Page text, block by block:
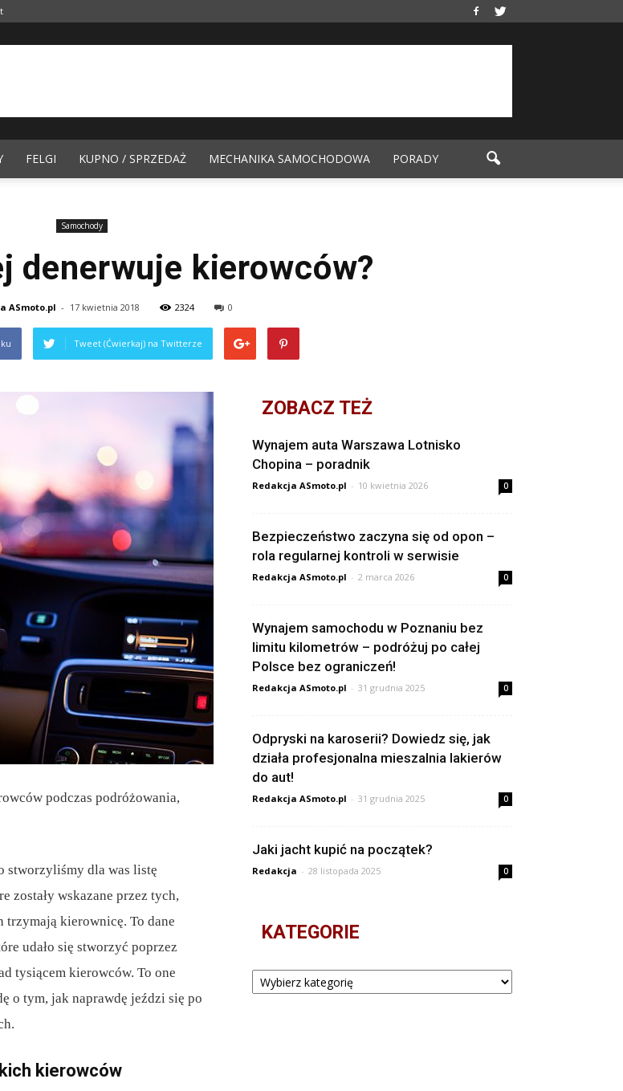
FELGI KUPNO / SPRZEDAŻ MECHANIKA SAMOCHODOWA PORADY
Samochody
denerwuje kierowców?
ASmoto.pl - 17 kwietnia 2018 2324 0
Tweet (Ćwierkaj) na Twitterze
podczas podróżowania,
stworzyliśmy dla was listę
zostały wskazane przez tych,
trzymają kierownicę. To dane
udało się stworzyć poprzez
tysiącem kierowców. To one
o tym, jak naprawdę jeździ się po
kierowców
ZOBACZ TEŻ
Wynajem auta Warszawa Lotnisko
Chopina – poradnik
Redakcja ASmoto.pl - 10 kwietnia 2026 0
Bezpieczeństwo zaczyna się od opon –
rola regularnej kontroli w serwisie
Redakcja ASmoto.pl - 2 marca 2026 0
Wynajem samochodu w Poznaniu bez
limitu kilometrów – podróżuj po całej
Polsce bez ograniczeń!
Redakcja ASmoto.pl - 31 grudnia 2025 0
Odpryski na karoserii? Dowiedz się, jak
działa profesjonalna mieszalnia lakierów
do aut!
Redakcja ASmoto.pl - 31 grudnia 2025 0
Jaki jacht kupić na początek?
Redakcja - 28 listopada 2025 0
KATEGORIE
Kategorie